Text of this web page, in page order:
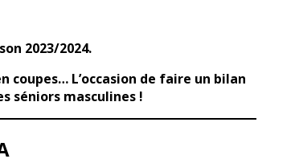
2023/2024.
coupes… L’occasion de faire un bilan
séniors masculines !